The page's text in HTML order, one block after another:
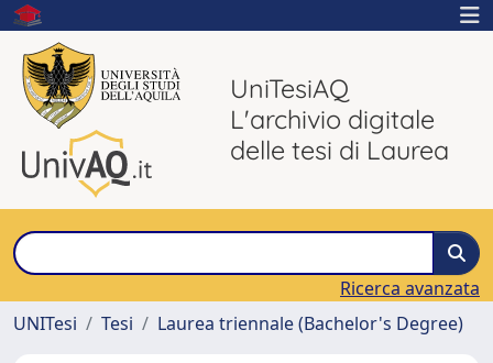
UniTesiAQ
L'archivio digitale
delle tesi di Laurea
Ricerca avanzata
UNITesi
Tesi Laurea triennale (Bachelor's Degree)